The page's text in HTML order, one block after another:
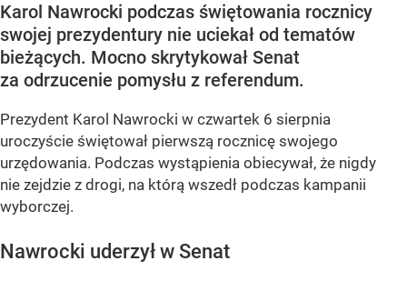
Karol Nawrocki podczas świętowania rocznicy
swojej prezydentury nie uciekał od tematów
bieżących. Mocno skrytykował Senat
za odrzucenie pomysłu z referendum.
Prezydent Karol Nawrocki w czwartek 6 sierpnia
uroczyście świętował pierwszą rocznicę swojego
urzędowania. Podczas wystąpienia obiecywał, że nigdy
nie zejdzie z drogi, na którą wszedł podczas kampanii
wyborczej.
Nawrocki uderzył w Senat